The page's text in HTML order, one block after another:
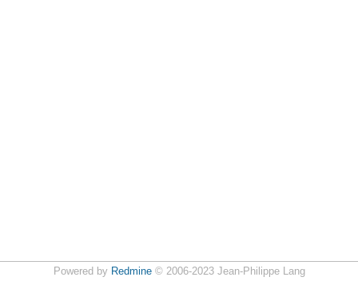
Powered by Redmine© 2006-2023 Jean-Philippe Lang